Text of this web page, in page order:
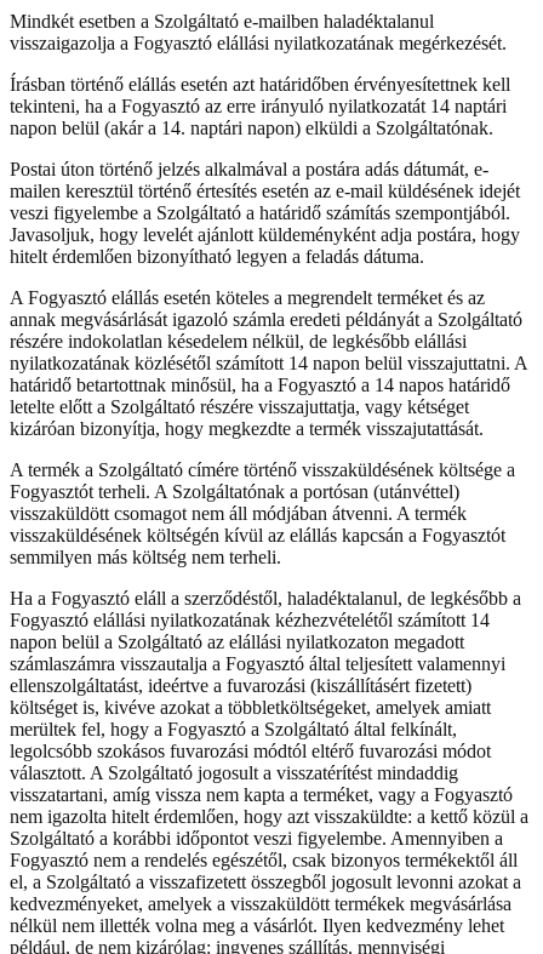
Mindkét esetben a Szolgáltató e-mailben haladéktalanul
visszaigazolja a Fogyasztó elállási nyilatkozatának megérkezését.
Írásban történő elállás esetén azt határidőben érvényesítettnek kell
tekinteni, ha a Fogyasztó az erre irányuló nyilatkozatát 14 naptári
napon belül (akár a 14. naptári napon) elküldi a Szolgáltatónak.
Postai úton történő jelzés alkalmával a postára adás dátumát, e-
mailen keresztül történő értesítés esetén az e-mail küldésének idejét
veszi figyelembe a Szolgáltató a határidő számítás szempontjából.
Javasoljuk, hogy levelét ajánlott küldeményként adja postára, hogy
hitelt érdemlően bizonyítható legyen a feladás dátuma.
A Fogyasztó elállás esetén köteles a megrendelt terméket és az
annak megvásárlását igazoló számla eredeti példányát a Szolgáltató
részére indokolatlan késedelem nélkül, de legkésőbb elállási
nyilatkozatának közlésétől számított 14 napon belül visszajuttatni. A
határidő betartottnak minősül, ha a Fogyasztó a 14 napos határidő
letelte előtt a Szolgáltató részére visszajuttatja, vagy kétséget
kizáróan bizonyítja, hogy megkezdte a termék visszajutattását.
A termék a Szolgáltató címére történő visszaküldésének költsége a
Fogyasztót terheli. A Szolgáltatónak a portósan (utánvéttel)
visszaküldött csomagot nem áll módjában átvenni. A termék
visszaküldésének költségén kívül az elállás kapcsán a Fogyasztót
semmilyen más költség nem terheli.
Ha a Fogyasztó eláll a szerződéstől, haladéktalanul, de legkésőbb a
Fogyasztó elállási nyilatkozatának kézhezvételétől számított 14
napon belül a Szolgáltató az elállási nyilatkozaton megadott
számlaszámra visszautalja a Fogyasztó által teljesített valamennyi
ellenszolgáltatást, ideértve a fuvarozási (kiszállításért fizetett)
költséget is, kivéve azokat a többletköltségeket, amelyek amiatt
merültek fel, hogy a Fogyasztó a Szolgáltató által felkínált,
legolcsóbb szokásos fuvarozási módtól eltérő fuvarozási módot
választott. A Szolgáltató jogosult a visszatérítést mindaddig
visszatartani, amíg vissza nem kapta a terméket, vagy a Fogyasztó
nem igazolta hitelt érdemlően, hogy azt visszaküldte: a kettő közül a
Szolgáltató a korábbi időpontot veszi figyelembe. Amennyiben a
Fogyasztó nem a rendelés egészétől, csak bizonyos termékektől áll
el, a Szolgáltató a visszafizetett összegből jogosult levonni azokat a
kedvezményeket, amelyek a visszaküldött termékek megvásárlása
nélkül nem illették volna meg a vásárlót. Ilyen kedvezmény lehet
például, de nem kizárólag: ingyenes szállítás, mennyiségi